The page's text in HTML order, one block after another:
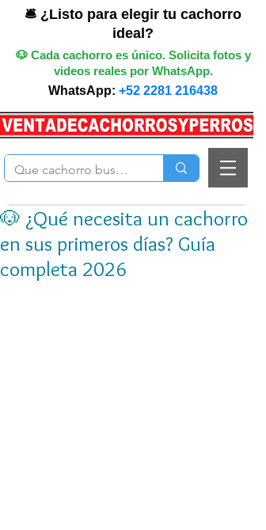
🛎️ ¿Listo para elegir tu cachorro
ideal?
🐶 Cada cachorro es único. Solicita fotos y
videos reales por WhatsApp.
WhatsApp: +52 2281 216438
🐶 ¿Qué necesita un cachorro
en sus primeros días? Guía
completa 2026